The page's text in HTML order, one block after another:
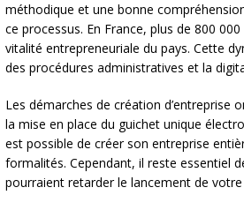
méthodique et une bonne
ce processus. En France, plus de 800
vitalité entrepreneuriale du pays. Cette
des procédures administratives et la
Les démarches de création d’entreprise
la mise en place du guichet unique
est possible de créer son entreprise
formalités. Cependant, il reste essentiel
pourraient retarder le lancement de